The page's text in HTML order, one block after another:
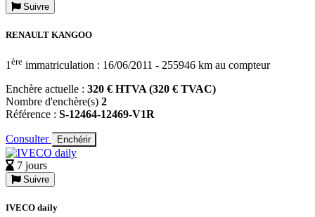
Suivre
RENAULT KANGOO
1 ère immatriculation : 16/06/2011 - 255946 km au compteur
Enchère actuelle : 320 € HTVA (320 € TVAC)
Nombre d'enchère(s) 2
Référence : S-12464-12469-V1R
Consulter Enchérir
7 jours
Suivre
IVECO daily